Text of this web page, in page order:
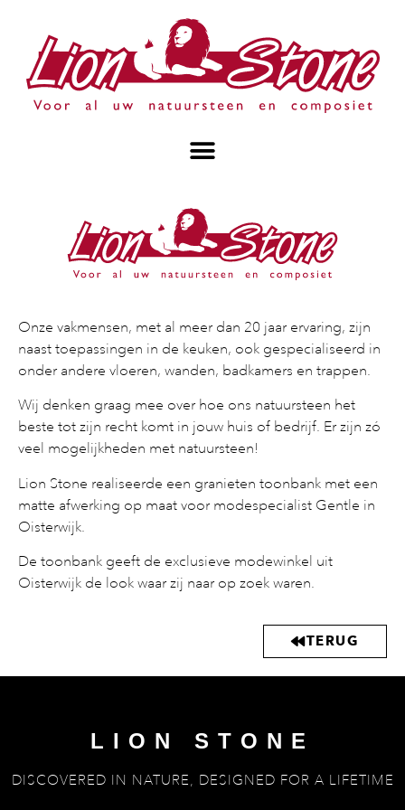
Onze vakmensen, met al meer dan 20 jaar ervaring, zijn
naast toepassingen in de keuken, ook gespecialiseerd in
onder andere vloeren, wanden, badkamers en trappen.
Wij denken graag mee over hoe ons natuursteen het
beste tot zijn recht komt in jouw huis of bedrijf. Er zijn zó
veel mogelijkheden met natuursteen!
Lion Stone realiseerde een granieten toonbank met een
matte afwerking op maat voor modespecialist Gentle in
Oisterwijk.
De toonbank geeft de exclusieve modewinkel uit
Oisterwijk de look waar zij naar op zoek waren.
TERUG
LION STONE
DISCOVERED IN NATURE, DESIGNED FOR A LIFETIME